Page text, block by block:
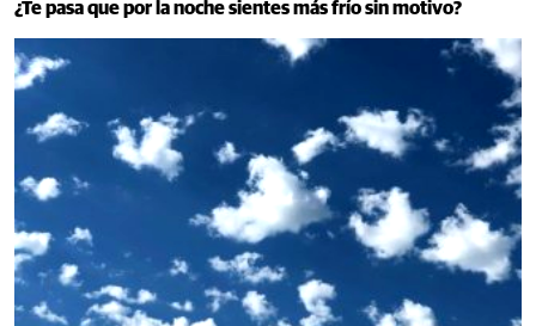
¿Te pasa que por la noche sientes más frío sin motivo?